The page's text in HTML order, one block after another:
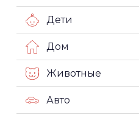
Дети
Дом
Животные
Авто